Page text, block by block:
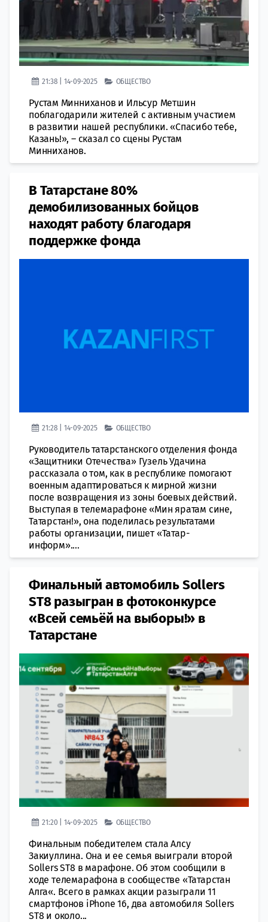
21:38 | 14-09-2025 ОБЩЕСТВО
Рустам Минниханов и Ильсур Метшин
поблагодарили жителей с активным участием
в развитии нашей республики. «Спасибо тебе,
Казань!», – сказал со сцены Рустам
Минниханов.
В Татарстане 80%
демобилизованных бойцов
находят работу благодаря
поддержке фонда
21:28 | 14-09-2025 ОБЩЕСТВО
Руководитель татарстанского отделения фонда
«Защитники Отечества» Гузель Удачина
рассказала о том, как в республике помогают
военным адаптироваться к мирной жизни
после возвращения из зоны боевых действий.
Выступая в телемарафоне «Мин яратам сине,
Татарстан!», она поделилась результатами
работы организации, пишет «Татар-
информ»....
Финальный автомобиль Sollers
ST8 разыгран в фотоконкурсе
«Всей семьёй на выборы!» в
Татарстане
21:20 | 14-09-2025 ОБЩЕСТВО
Финальным победителем стала Алсу
Закиуллина. Она и ее семья выиграли второй
Sollers ST8 в марафоне. Об этом сообщили в
ходе телемарафона в сообществе «Татарстан
Алга«. Всего в рамках акции разыграли 11
смартфонов iPhone 16, два автомобиля Sollers
ST8 и около...